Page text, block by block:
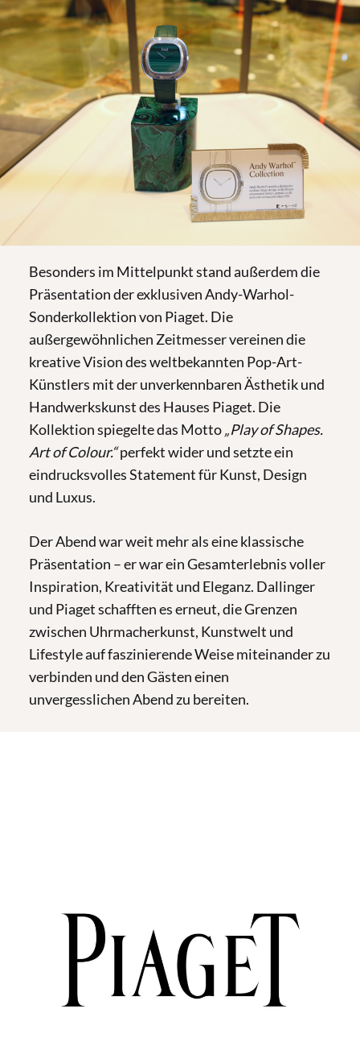
Besonders im Mittelpunkt stand außerdem die
Präsentation der exklusiven Andy-Warhol-
Sonderkollektion von Piaget. Die
außergewöhnlichen Zeitmesser vereinen die
kreative Vision des weltbekannten Pop-Art-
Künstlers mit der unverkennbaren Ästhetik und
Handwerkskunst des Hauses Piaget. Die
Kollektion spiegelte das Motto„Play of Shapes.
Art of Colour.“perfekt wider und setzte ein
eindrucksvolles Statement für Kunst, Design
und Luxus.
Der Abend war weit mehr als eine klassische
Präsentation – er war ein Gesamterlebnis voller
Inspiration, Kreativität und Eleganz. Dallinger
und Piaget schafften es erneut, die Grenzen
zwischen Uhrmacherkunst, Kunstwelt und
Lifestyle auf faszinierende Weise miteinander zu
verbinden und den Gästen einen
unvergesslichen Abend zu bereiten.